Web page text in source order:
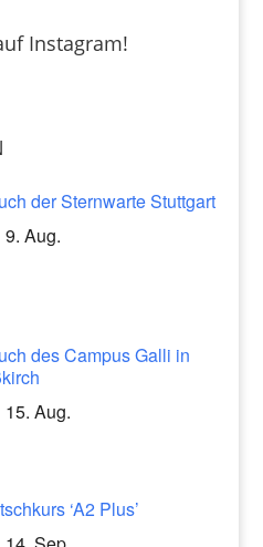
Instagram!
der Sternwarte Stuttgart
9. Aug.
des Campus Galli in
15. Aug.
‘A2 Plus’